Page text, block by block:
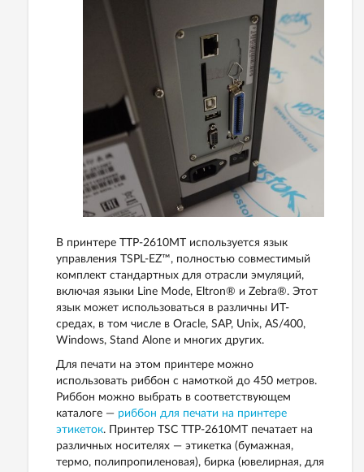
В принтере TTP-2610MT используется язык
управления TSPL-EZ™, полностью совместимый
комплект стандартных для отрасли эмуляций,
включая языки Line Mode, Eltron® и Zebra®. Этот
язык может использоваться в различны ИТ-
средах, в том числе в Oracle, SAP, Unix, AS/400,
Windows, Stand Alone и многих других.
Для печати на этом принтере можно
использовать риббон с намоткой до 450 метров.
Риббон можно выбрать в соответствующем
каталоге — риббон для печати на принтере
этикеток. Принтер TSC TTP-2610MT печатает на
различных носителях — этикетка (бумажная,
термо, полипропиленовая), бирка (ювелирная, для